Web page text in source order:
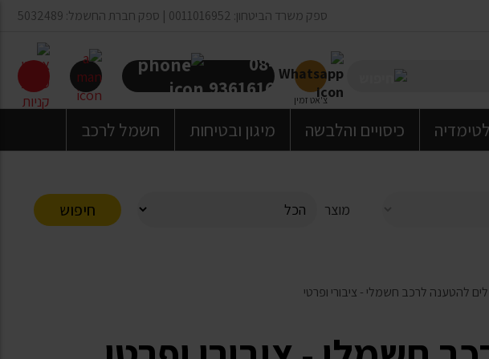
ספק משרד הביטחון: 0011016952 | ספק חברת החשמל: 5032489
צ'אט זמין
08-
9361616
כיסויים והלבשה מיגון ובטיחות חשמל לרכב
מוצר חיפוש
להטענה לרכב חשמלי - ציבורי ופרטי